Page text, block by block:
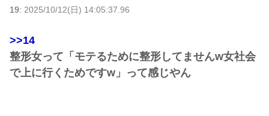
19: 2025/10/12(日) 14:05:37.96
>>14
整形女って「モテるために整形してませんw女社会
で上に行くためですw」って感じやん